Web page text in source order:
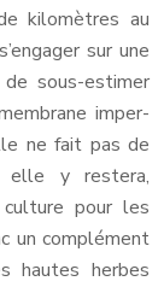
kilomètres au
sur une
sous-estimer
imper-
ne fait pas de
elle y restera,
pour les
un complément
hautes herbes